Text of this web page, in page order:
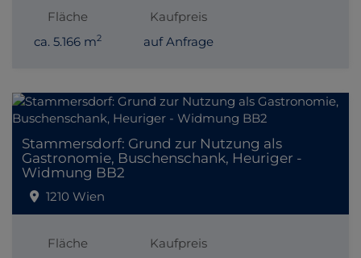
Fläche
ca. 5.166 m2
Kaufpreis
auf Anfrage
Stammersdorf: Grund zur Nutzung als
Gastronomie, Buschenschank, Heuriger -
Widmung BB2
1210 Wien
Fläche
Kaufpreis